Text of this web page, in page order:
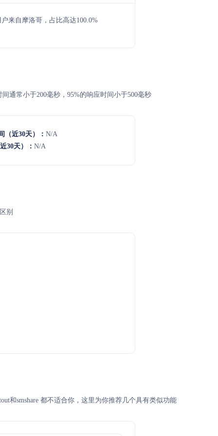
户来自摩洛哥，占比高达100.0%
通常小于200毫秒，95%的响应时间小于500毫秒
（近30天）： N/A
30天）： N/A
别
和smshare 都不适合你，这里为你推荐几个具有类似功能